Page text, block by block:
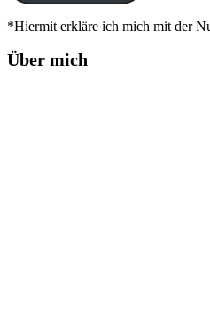
*Hiermit erkläre ich mich mit der
Über mich